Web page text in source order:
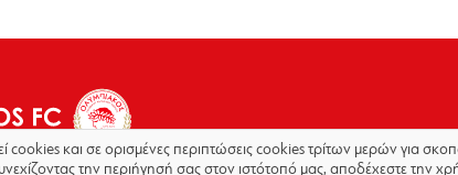
cookies και σε ορισμένες περιπτώσεις cookies τρίτων μερών για
την περιήγησή σας στον ιστότοπό μας, αποδέχεστε την